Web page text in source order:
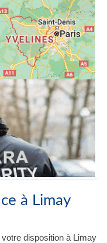
à Limay
disposition à Limay